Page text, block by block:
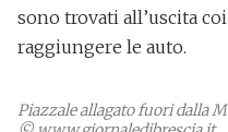
sono trovati all’uscita
raggiungere le auto.
Piazzale allagato fuori dalla